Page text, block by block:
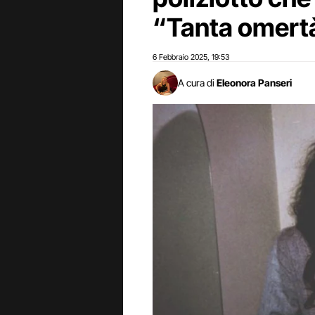
“Tanta
6 Febbraio 2025 19:53
A cura di Eleonora Panseri